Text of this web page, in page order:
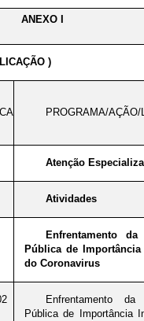
ANEXO I
)
PROGRAMA/
Atenção
Atividades
Enfrentamento
Pública de
do Coronavirus
Enfrentamento
Pública de Importância